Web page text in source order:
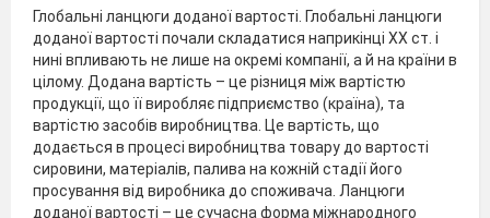
Глобальні ланцюги доданої вартості. Глобальні ланцюги
доданої вартості почали складатися наприкінці ХХ ст. і
нині впливають не лише на окремі компанії, а й на країни в
цілому. Додана вартість – це різниця між вартістю
продукції, що її виробляє підприємство (країна), та
вартістю засобів виробництва. Це вартість, що
додається в процесі виробництва товару до вартості
сировини, матеріалів, палива на кожній стадії його
просування від виробника до споживача. Ланцюги
доданої вартості – це сучасна форма міжнародного